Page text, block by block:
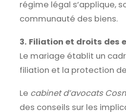
régime légal s’applique,
communauté des biens.
3. Filiation et droits des
Le mariage établit un
filiation et la protection
Le cabinet d’avocats
des conseils sur les